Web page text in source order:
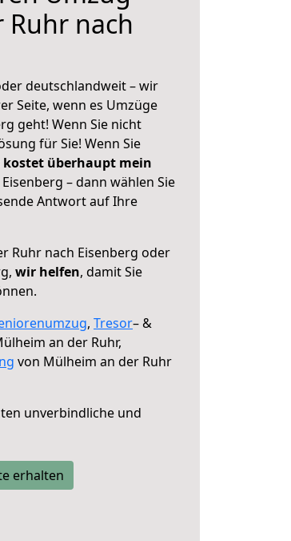
nach
deutschlandweit – wir
Seite, wenn es Umzüge
geht! Wenn Sie nicht
für Sie! Wenn Sie
kostet überhaupt mein
– dann wählen Sie
Antwort auf Ihre
Ruhr nach Eisenberg oder
wir helfen, damit Sie
, Tresor– &
an der Ruhr,
von Mülheim an der Ruhr
unverbindliche und
erhalten